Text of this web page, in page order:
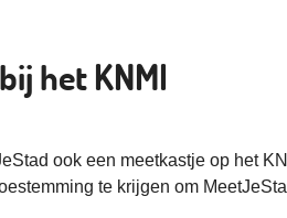
het KNMI
ook een meetkastje op het
te krijgen om